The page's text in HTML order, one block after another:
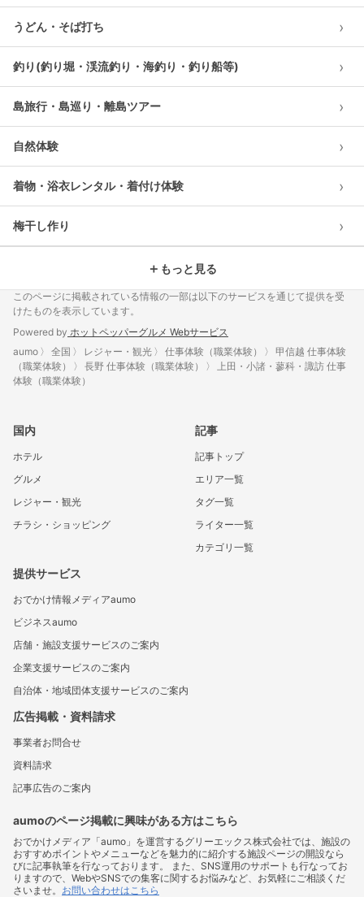
うどん・そば打ち ›
釣り(釣り堀・渓流釣り・海釣り・釣り船等) ›
島旅行・島巡り・離島ツアー ›
自然体験 ›
着物・浴衣レンタル・着付け体験 ›
梅干し作り ›
＋ もっと見る
このページに掲載されている情報の一部は以下のサービスを通じて提供を受
けたものを表示しています。
Powered by ホットペッパーグルメ Webサービス
aumo
全国 レジャー・観光 仕事体験（職業体験）
甲信越 仕事体験
（職業体験）
長野 仕事体験（職業体験）
上田・小諸・蓼科・諏訪 仕事
体験（職業体験）
国内
ホテル
グルメ
レジャー・観光
チラシ・ショッピング
記事
記事トップ
エリア一覧
タグ一覧
ライター一覧
カテゴリ一覧
提供サービス
おでかけ情報メディアaumo
ビジネスaumo
店舗・施設支援サービスのご案内
企業支援サービスのご案内
自治体・地域団体支援サービスのご案内
広告掲載・資料請求
事業者お問合せ
資料請求
記事広告のご案内
aumoのページ掲載に興味がある方はこちら
おでかけメディア「aumo」を運営するグリーエックス株式会社では、施設の
おすすめポイントやメニューなどを魅力的に紹介する施設ページの開設なら
びに記事執筆を行なっております。 また、SNS運用のサポートも行なってお
りますので、WebやSNSでの集客に関するお悩みなど、お気軽にご相談くだ
さいませ。 お問い合わせはこちら